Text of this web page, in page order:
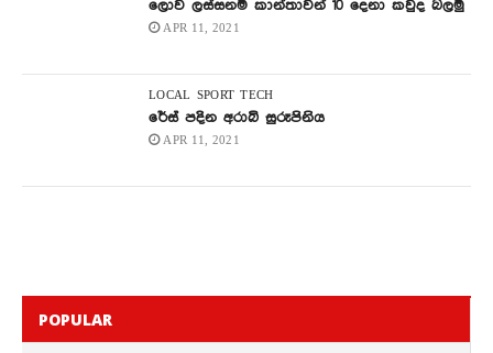
ලොව ලස්සනම කාන්තාවන් 10 දෙනා කවුද බලමු
APR 11, 2021
LOCAL SPORT TECH
රේස් පදින අරාබි සුරූපිනිය
APR 11, 2021
POPULAR